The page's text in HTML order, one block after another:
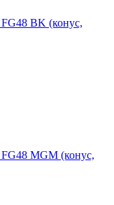
BK (конус,
MGM (конус,